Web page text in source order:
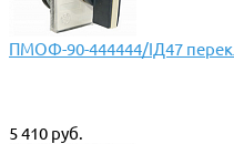
ПМОФ-90-444444/IД47
5 410 руб.